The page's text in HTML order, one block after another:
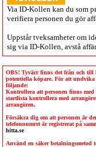
Via ID-Kollen kan du som
verifiera personen du gör
Uppstår tveksamheter om
sig via ID-Kollen , avstå
OBS! Tyvärr finns det från och till
potentiella köpare. För att
följande:
Kontrollera att personen finns
startlista kontrollera med
arrangören.
Försäkra dig om att personen är
telefonnumret är registrerat på
hitta.se
Använd en säker betalningsmetod